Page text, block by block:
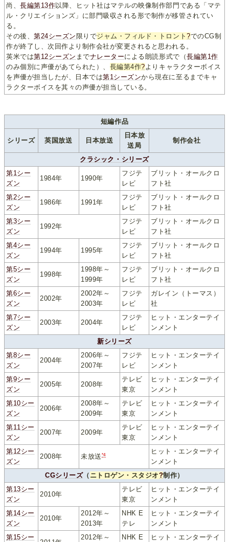
尚、長編第13作以降、ヒット社はマテルの映像制作部門である「マテ
ル・クリエイションズ」に部門吸収される形で制作が移管されてい
る。
その後、第24シーズン 限りでジャム・フィルド・トロント?でのCG制
作が終了し、次回作より制作会社が変更されると思われる。
英米では第12シーズン までナレーターによる朗読形式で（長編第1作
のみ個別に声優があてられた）、 長編第4作?よりキャラクターボイス
を声優が担当したが、日本では第1シーズンから現在に至るまでキャ
ラクターボイスを其々の声優が担当している。
短編作品
シリーズ 英国放送 日本放送
日本放
送局
制作会社
クラシック・シリーズ
第1シー
ズン
1984年 1990年
フジテ
レビ
ブリット・オールクロ
フト社
第2シー
ズン
1986年 1991年
フジテ
レビ
ブリット・オールクロ
フト社
第3シー
ズン
1992年
フジテ
レビ
ブリット・オールクロ
フト社
第4シー
ズン
1994年 1995年
フジテ
レビ
ブリット・オールクロ
フト社
第5シー
ズン
1998年
1998年～
1999年
フジテ
レビ
ブリット・オールクロ
フト社
第6シー
ズン
2002年
2002年～
2003年
フジテ
レビ
ガレイン（トーマス）
社
第7シー
ズン
2003年 2004年
フジテ
レビ
ヒット・エンターテイ
ンメント
新シリーズ
第8シー
ズン
2004年
2006年～
2007年
フジテ
レビ
ヒット・エンターテイ
ンメント
第9シー
ズン
2005年 2008年
テレビ
東京
ヒット・エンターテイ
ンメント
第10シー
ズン
2006年
2008年～
2009年
テレビ
東京
ヒット・エンターテイ
ンメント
第11シー
ズン
2007年 2009年
テレビ
東京
ヒット・エンターテイ
ンメント
第12シー
ズン
2008年 未放送 *4
ヒット・エンターテイ
ンメント
CGシリーズ（ ニトロゲン・スタジオ?制作）
第13シー
ズン
2010年
テレビ
東京
ヒット・エンターテイ
ンメント
第14シー
ズン
2010年
2012年～
2013年
NHK E
テレ
ヒット・エンターテイ
ンメント
第15シー
2012年～
NHK E
ヒット・エンターテイ